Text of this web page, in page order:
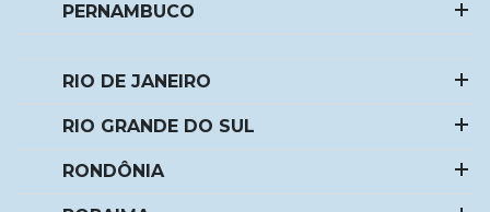
PERNAMBUCO
RIO DE JANEIRO
RIO GRANDE DO SUL
RONDÔNIA